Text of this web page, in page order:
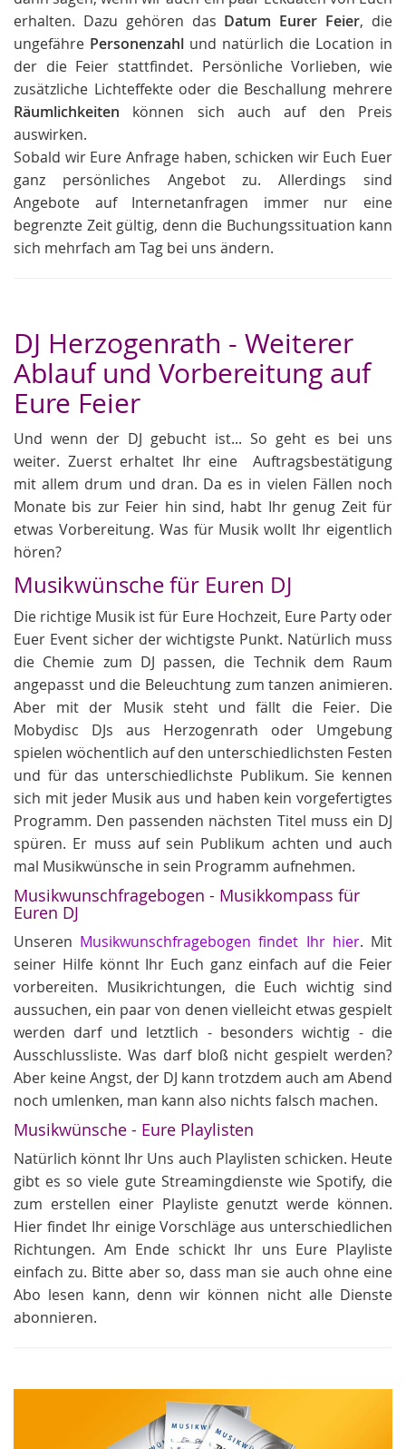
erhalten. Dazu gehören das Datum Eurer Feier, die
ungefähre Personenzahl und natürlich die Location in
der die Feier stattfindet. Persönliche Vorlieben, wie
zusätzliche Lichteffekte oder die Beschallung mehrere
Räumlichkeiten können sich auch auf den Preis
auswirken.
Sobald wir Eure Anfrage haben, schicken wir Euch Euer
ganz persönliches Angebot zu. Allerdings sind
Angebote auf Internetanfragen immer nur eine
begrenzte Zeit gültig, denn die Buchungssituation kann
sich mehrfach am Tag bei uns ändern.
DJ Herzogenrath - Weiterer
Ablauf und Vorbereitung auf
Eure Feier
Und wenn der DJ gebucht ist... So geht es bei uns
weiter. Zuerst erhaltet Ihr eine Auftragsbestätigung
mit allem drum und dran. Da es in vielen Fällen noch
Monate bis zur Feier hin sind, habt Ihr genug Zeit für
etwas Vorbereitung. Was für Musik wollt Ihr eigentlich
hören?
Musikwünsche für Euren DJ
Die richtige Musik ist für Eure Hochzeit, Eure Party oder
Euer Event sicher der wichtigste Punkt. Natürlich muss
die Chemie zum DJ passen, die Technik dem Raum
angepasst und die Beleuchtung zum tanzen animieren.
Aber mit der Musik steht und fällt die Feier. Die
Mobydisc DJs aus Herzogenrath oder Umgebung
spielen wöchentlich auf den unterschiedlichsten Festen
und für das unterschiedlichste Publikum. Sie kennen
sich mit jeder Musik aus und haben kein vorgefertigtes
Programm. Den passenden nächsten Titel muss ein DJ
spüren. Er muss auf sein Publikum achten und auch
mal Musikwünsche in sein Programm aufnehmen.
Musikwunschfragebogen - Musikkompass für
Euren DJ
Unseren Musikwunschfragebogen findet Ihr hier. Mit
seiner Hilfe könnt Ihr Euch ganz einfach auf die Feier
vorbereiten. Musikrichtungen, die Euch wichtig sind
aussuchen, ein paar von denen vielleicht etwas gespielt
werden darf und letztlich - besonders wichtig - die
Ausschlussliste. Was darf bloß nicht gespielt werden?
Aber keine Angst, der DJ kann trotzdem auch am Abend
noch umlenken, man kann also nichts falsch machen.
Musikwünsche - Eure Playlisten
Natürlich könnt Ihr Uns auch Playlisten schicken. Heute
gibt es so viele gute Streamingdienste wie Spotify, die
zum erstellen einer Playliste genutzt werde können.
Hier findet Ihr einige Vorschläge aus unterschiedlichen
Richtungen. Am Ende schickt Ihr uns Eure Playliste
einfach zu. Bitte aber so, dass man sie auch ohne eine
Abo lesen kann, denn wir können nicht alle Dienste
abonnieren.